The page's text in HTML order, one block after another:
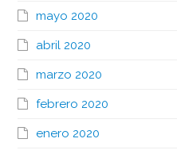
mayo 2020
abril 2020
marzo 2020
febrero 2020
enero 2020